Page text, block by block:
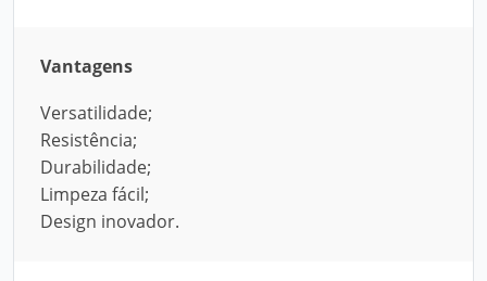
Vantagens
Versatilidade;
Resistência;
Durabilidade;
Limpeza fácil;
Design inovador.